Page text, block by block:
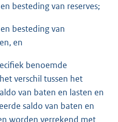
besteding van reserves;
besteding van
en
benoemde
verschil tussen het
van baten en lasten en
saldo van baten en
worden verrekend met